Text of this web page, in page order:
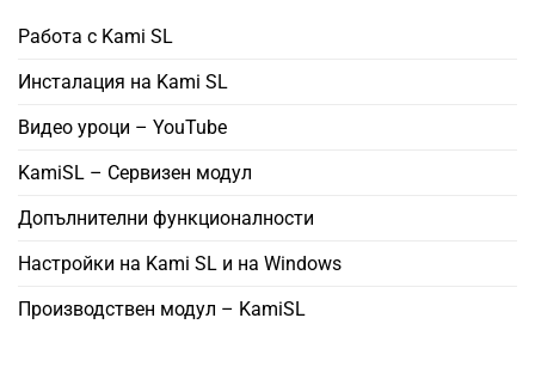
Работа с Kami SL
Инсталация на Kami SL
Видео уроци – YouTube
KamiSL – Сервизен модул
Допълнителни функционалности
Настройки на Kami SL и на Windows
Производствен модул – KamiSL